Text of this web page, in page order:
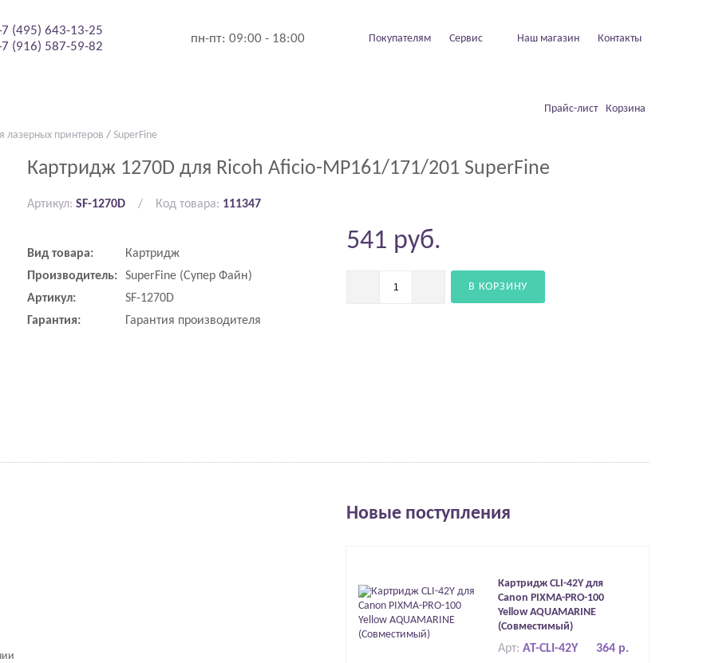
(495) 643-13-25
(916) 587-59-82
пн-пт: 09:00 - 18:00 Покупателям Сервис Наш магазин Контакты
Прайс-лист Корзина
лазерных принтеров / SuperFine
Картридж 1270D для Ricoh Aficio-MP161/171/201 SuperFine
Артикул: SF-1270D Код товара: 111347
Вид товара:
Картридж
Производитель:
SuperFine (Супер Файн)
Артикул:
SF-1270D
Гарантия:
Гарантия производителя
541 руб.
В КОРЗИНУ
Новые поступления
Картридж CLI-42Y для
Canon PIXMA-PRO-100
Yellow AQUAMARINE
(Совместимый)
364 р.
Арт:AT-CLI-42Y